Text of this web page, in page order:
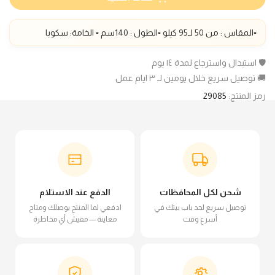
▫️المقاس : من 50 لـ95 كيلو ▫️الطول : 140سم ▫️ الخامة: سكوبا
🛡️ استبدال واسترجاع لمدة ١٤ يوم
🚚 توصيل سريع خلال يومين لـ ٣ ايام عمل
رمز المنتج: 29085
شحن لكل المحافظات
توصيل سريع لحد باب بيتك في
أسرع وقت
الدفع عند الاستلام
ادفعي لما المنتج يوصلك ومتاح
معاينة — مفيش أي مخاطرة